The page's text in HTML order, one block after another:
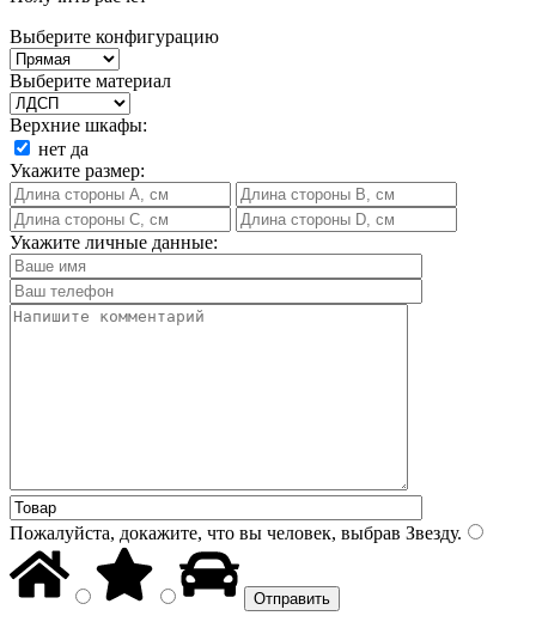
Выберите конфигурацию
Выберите материал
Верхние шкафы:
нет да
Укажите размер:
Укажите личные данные:
Пожалуйста, докажите, что вы человек, выбрав Звезду.